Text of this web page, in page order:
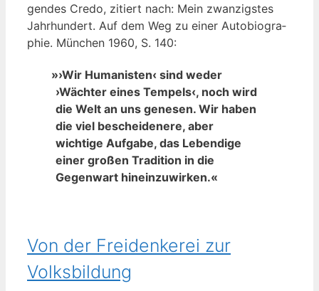
gen­des Cre­do, zitiert nach: Mein zwan­zigs­tes
Jahr­hun­dert. Auf dem Weg zu einer Auto­bio­gra­
phie. Mün­chen 1960, S. 140:
»›Wir Humanisten‹ sind weder
›Wächter eines Tempels‹, noch wird
die Welt an uns genesen. Wir haben
die viel bescheidenere, aber
wichtige Aufgabe, das Lebendige
einer großen Tradition in die
Gegenwart hineinzuwirken.«
Von der Freidenkerei zur
Volksbildung